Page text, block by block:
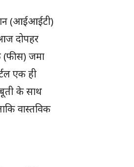
(आईआईटी)
दोपहर
जमा
एक ही
के साथ
वास्तविक